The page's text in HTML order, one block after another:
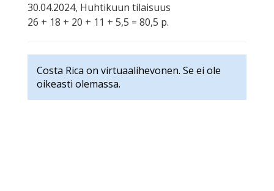
30.04.2024, Huhtikuun tilaisuus
26 + 18 + 20 + 11 + 5,5 = 80,5 p.
Costa Rica on virtuaalihevonen. Se ei ole
oikeasti olemassa.